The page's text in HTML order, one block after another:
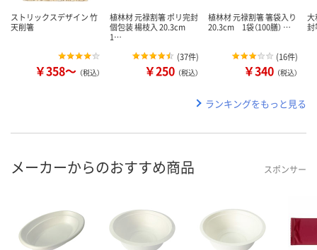
ストリックスデザイン 竹
天削箸
￥358～ （税込）
植林材 元禄割箸 ポリ完封
個包装 楊枝入 20.3cm
1…
(37件)
￥250 （税込）
植林材 元禄割箸 箸袋入り
20.3cm 1袋（100膳） …
(16件)
￥340 （税込）
大
封
ランキングをもっと見る
メーカーからのおすすめ商品 スポンサー